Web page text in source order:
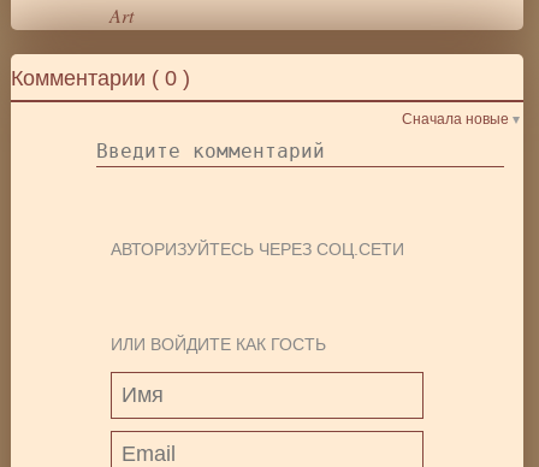
Комментарии (0 )
Сначала новые
АВТОРИЗУЙТЕСЬ ЧЕРЕЗ СОЦ.СЕТИ
ИЛИ ВОЙДИТЕ КАК ГОСТЬ
Art